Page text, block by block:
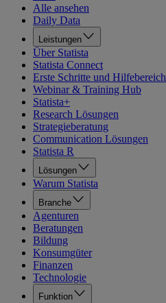
Alle ansehen
Daily Data
Leistungen
Über Statista
Statista Connect
Erste Schritte und Hilfebereich
Webinar & Training Hub
Statista+
Research Lösungen
Strategieberatung
Communication Lösungen
Statista R
Lösungen
Warum Statista
Branche
Agenturen
Beratungen
Bildung
Konsumgüter
Finanzen
Technologie
Funktion